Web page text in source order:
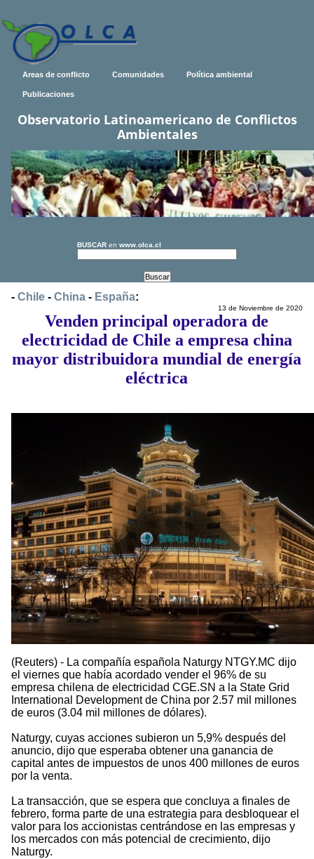
Areas de conflicto Comunidades Política ambiental
Publicaciones
Observatorio Latinoamericano de Conflictos
Ambientales
BUSCAR en www.olca.cl
- Chile - China - España:
13 de Noviembre de 2020
Venden principal operadora de
electricidad de Chile a empresa china
mayor distribuidora mundial de energía
eléctrica
(Reuters) - La compañía española Naturgy NTGY.MC dijo
el viernes que había acordado vender el 96% de su
empresa chilena de electricidad CGE.SN a la State Grid
International Development de China por 2.57 mil millones
de euros (3.04 mil millones de dólares).
Naturgy, cuyas acciones subieron un 5,9% después del
anuncio, dijo que esperaba obtener una ganancia de
capital antes de impuestos de unos 400 millones de euros
por la venta.
La transacción, que se espera que concluya a finales de
febrero, forma parte de una estrategia para desbloquear el
valor para los accionistas centrándose en las empresas y
los mercados con más potencial de crecimiento, dijo
Naturgy.